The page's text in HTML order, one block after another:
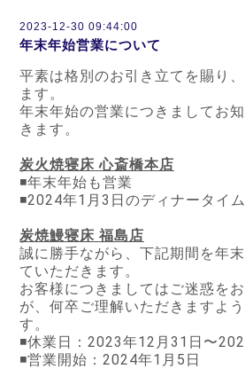
2023-12-30 09:44:00
年末年始営業について
平素は格別のお引き立てを賜り
ます。
年末年始の営業につきましてお
きます。
炭火焼寝床 心斎橋本店
◾️年末年始も営業
◾️2024年1月3日のディナータイ
炭焼鰻寝床 福島店
誠に勝手ながら、下記期間を年
ていただきます。
お客様につきましてはご迷惑を
が、何卒ご理解いただきますよ
す。
◾️休業日：2023年12月31日〜
◾️営業開始：2024年1月5日